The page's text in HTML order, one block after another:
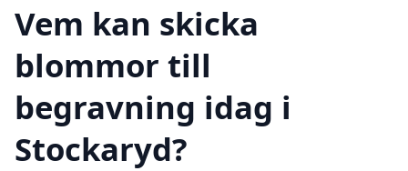
Vem kan skicka
blommor till
begravning idag i
Stockaryd?